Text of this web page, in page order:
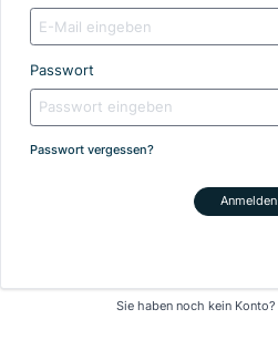
Passwort
Passwort vergessen?
Anmelden
Sie haben noch kein Konto?